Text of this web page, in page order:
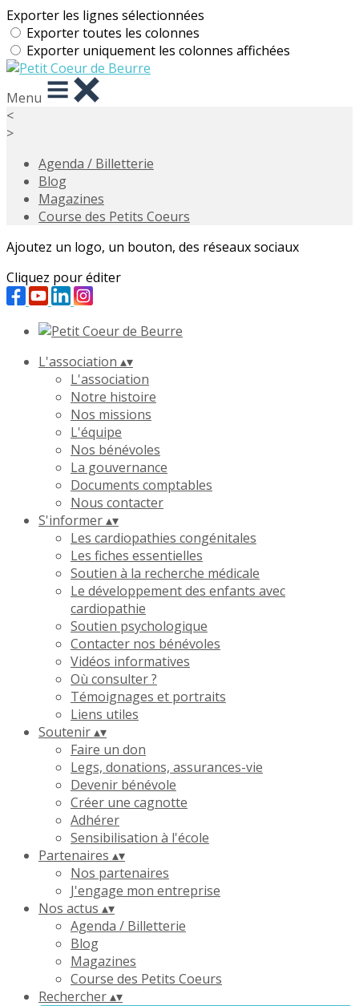
Exporter les lignes sélectionnées
Exporter toutes les colonnes
Exporter uniquement les colonnes affichées
Menu
<
>
Agenda / Billetterie
Blog
Magazines
Course des Petits Coeurs
Ajoutez un logo, un bouton, des réseaux sociaux
Cliquez pour éditer
L'association ▴▾
L'association
Notre histoire
Nos missions
L'équipe
Nos bénévoles
La gouvernance
Documents comptables
Nous contacter
S'informer▴▾
Les cardiopathies congénitales
Les fiches essentielles
Soutien à la recherche médicale
Le développement des enfants avec
cardiopathie
Soutien psychologique
Contacter nos bénévoles
Vidéos informatives
Où consulter ?
Témoignages et portraits
Liens utiles
Soutenir▴▾
Faire un don
Legs, donations, assurances-vie
Devenir bénévole
Créer une cagnotte
Adhérer
Sensibilisation à l'école
Partenaires ▴▾
Nos partenaires
J'engage mon entreprise
Nos actus ▴▾
Agenda / Billetterie
Blog
Magazines
Course des Petits Coeurs
Rechercher▴▾